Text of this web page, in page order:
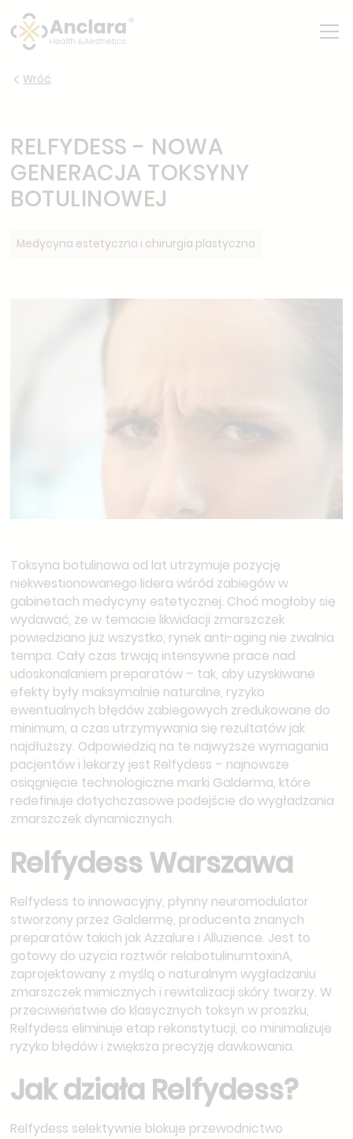
Wróć
RELFYDESS - NOWA
GENERACJA TOKSYNY
BOTULINOWEJ
Medycyna estetyczna i chirurgia plastyczna
Toksyna botulinowa od lat utrzymuje pozycję
niekwestionowanego lidera wśród zabiegów w
gabinetach medycyny estetycznej. Choć mogłoby się
wydawać, że w temacie likwidacji zmarszczek
powiedziano już wszystko, rynek anti-aging nie zwalnia
tempa. Cały czas trwają intensywne prace nad
udoskonalaniem preparatów – tak, aby uzyskiwane
efekty były maksymalnie naturalne, ryzyko
ewentualnych błędów zabiegowych zredukowane do
minimum, a czas utrzymywania się rezultatów jak
najdłuższy. Odpowiedzią na te najwyższe wymagania
pacjentów i lekarzy jest Relfydess – najnowsze
osiągnięcie technologiczne marki Galderma, które
redefiniuje dotychczasowe podejście do wygładzania
zmarszczek dynamicznych.
Relfydess Warszawa
Relfydess to innowacyjny, płynny neuromodulator
stworzony przez Galdermę, producenta znanych
preparatów takich jak Azzalure i Alluzience. Jest to
gotowy do użycia roztwór relabotulinumtoxinA,
zaprojektowany z myślą o naturalnym wygładzaniu
zmarszczek mimicznych i rewitalizacji skóry twarzy. W
przeciwieństwie do klasycznych toksyn w proszku,
Relfydess eliminuje etap rekonstytucji, co minimalizuje
ryzyko błędów i zwiększa precyzję dawkowania.
Jak działa Relfydess?
Relfydess selektywnie blokuje przewodnictwo